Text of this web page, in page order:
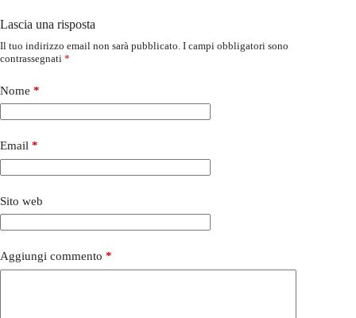
Lascia una risposta
Il tuo indirizzo email non sarà pubblicato. I campi obbligatori sono
contrassegnati *
Nome *
Email *
Sito web
Aggiungi commento *